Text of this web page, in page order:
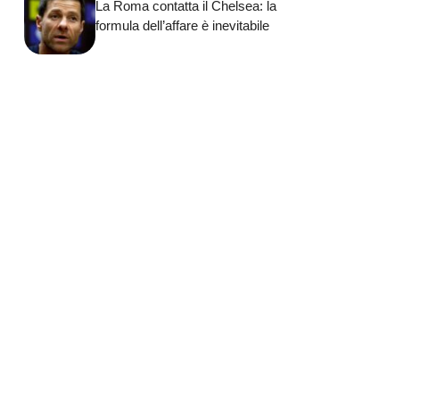
La Roma contatta il Chelsea: la
formula dell’affare è inevitabile